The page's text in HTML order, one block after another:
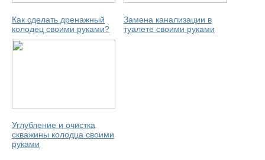
Как сделать дренажный
колодец своими руками?
Замена канализации в
туалете своими руками
Углубление и очистка
скважины колодца своими
руками